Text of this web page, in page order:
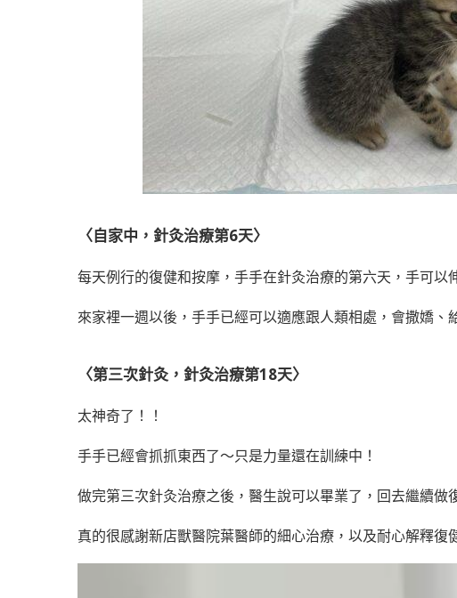
〈自家中，針灸治療第6天〉
每天例行的復健和按摩，手手在針灸治療的第六天，手可以
來家裡一週以後，手手已經可以適應跟人類相處，會撒嬌、
〈第三次針灸， 針灸治療第18天〉
太神奇了！！
手手已經會抓抓東西了～只是力量還在訓練中！
做完第三次針灸治療之後，醫生說可以畢業了，回去繼續做
真的很感謝新店獸醫院葉醫師的細心治療，以及耐心解釋復